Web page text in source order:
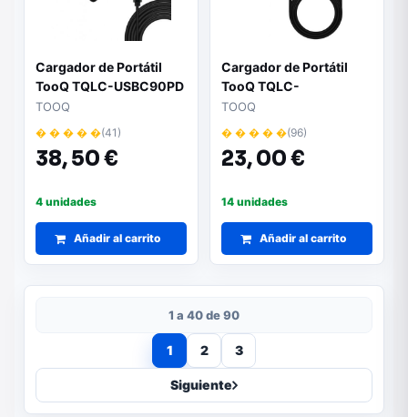
Cargador de Portátil
TooQ TQLC-USBC90PD
USB Tipo-C/ 90W/
Automático/ Voltaje 5-
20V/ 1x USB Tipo-C
TOOQ
� � � � �(41)
38,50 €
4 unidades
Añadir al carrito
Cargador de Portátil
TooQ TQLC-
USBCGAN100PD USB
Tipo-C/ 100W/
Automático/ Voltaje 5-
20V/ 1x USB Tipo-C
TOOQ
� � � � �(96)
23,00 €
14 unidades
Añadir al carrito
1 a 40 de 90
1 2 3
Siguiente